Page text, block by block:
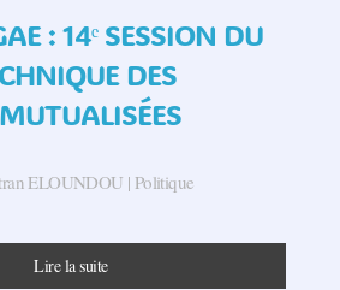
: 14ᵉ SESSION DU
DES
ELOUNDOU | Politique
Lire la suite